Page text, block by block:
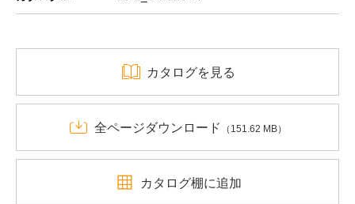
カタログを見る
全ページダウンロード （151.62 MB）
カタログ棚に追加